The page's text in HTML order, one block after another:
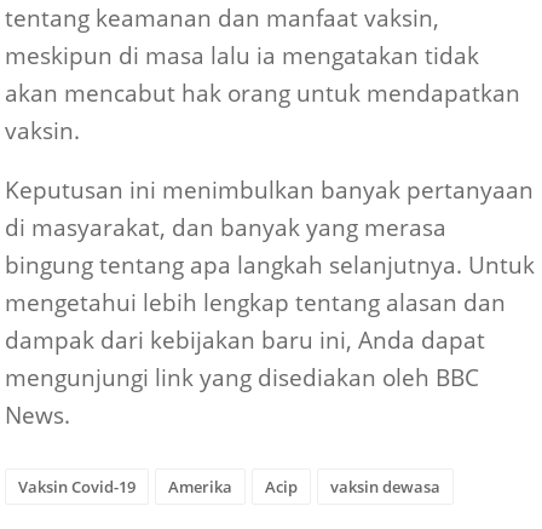
tentang keamanan dan manfaat vaksin,
meskipun di masa lalu ia mengatakan tidak
akan mencabut hak orang untuk mendapatkan
vaksin.
Keputusan ini menimbulkan banyak pertanyaan
di masyarakat, dan banyak yang merasa
bingung tentang apa langkah selanjutnya. Untuk
mengetahui lebih lengkap tentang alasan dan
dampak dari kebijakan baru ini, Anda dapat
mengunjungi link yang disediakan oleh BBC
News.
Vaksin Covid-19 Amerika Acip vaksin dewasa